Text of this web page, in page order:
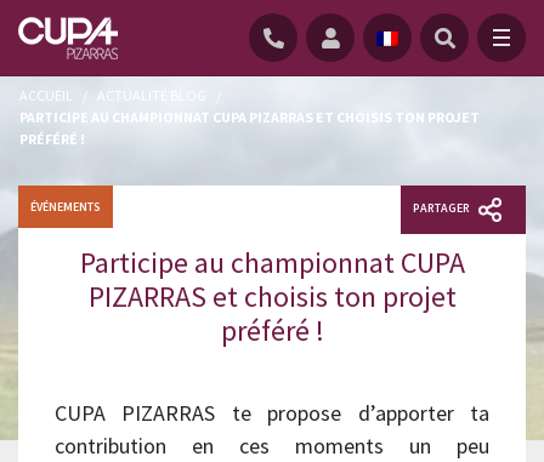
ACCUEIL / ACTUALITÉ BLOG
PARTICIPE AU CHAMPIONNAT CUPA PIZARRAS ET CHOISIS TON PROJET
PRÉFÉRÉ !
ÉVÉNEMENTS PARTAGER
Participe au championnat CUPA
PIZARRAS et choisis ton projet
préféré !
CUPA PIZARRAS te propose d’apporter ta
contribution en ces moments un peu